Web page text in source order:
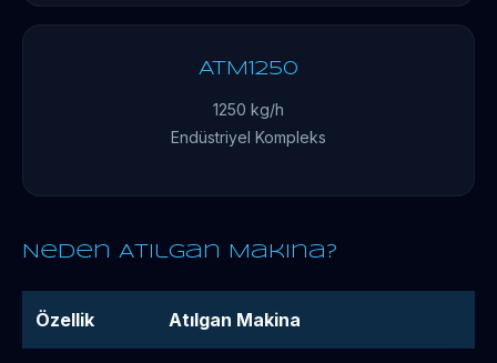
ATM1250
1250 kg/h
Endüstriyel Kompleks
Neden Atılgan Makina?
Özellik Atılgan Makina